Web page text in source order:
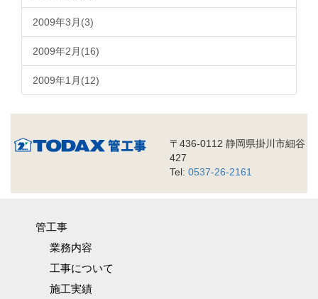
2009年3月(3)
2009年2月(16)
2009年1月(12)
〒436-0112 静岡県掛川市細谷
427
Tel: 0537-26-2161
管工事
業務内容
工事について
施工実績